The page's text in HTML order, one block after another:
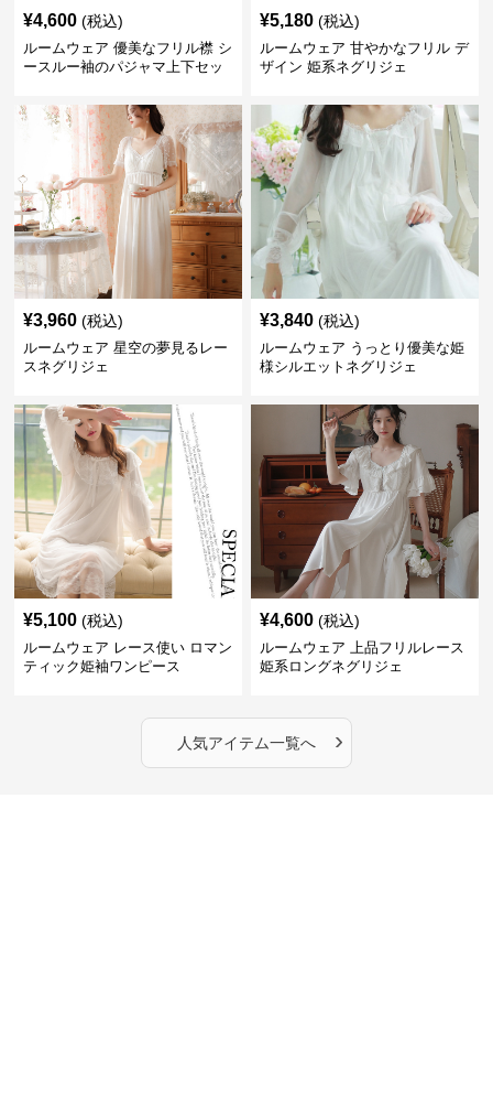
¥4,600 (税込)
ルームウェア 優美なフリル襟 シ
ースルー袖のパジャマ上下セッ
¥5,180 (税込)
ルームウェア 甘やかなフリル デ
ザイン 姫系ネグリジェ
¥3,960 (税込)
ルームウェア 星空の夢見るレー
スネグリジェ
¥3,840 (税込)
ルームウェア うっとり優美な姫
様シルエットネグリジェ
¥5,100 (税込)
ルームウェア レース使い ロマン
ティック姫袖ワンピース
¥4,600 (税込)
ルームウェア 上品フリルレース
姫系ロングネグリジェ
人気アイテム一覧へ ›